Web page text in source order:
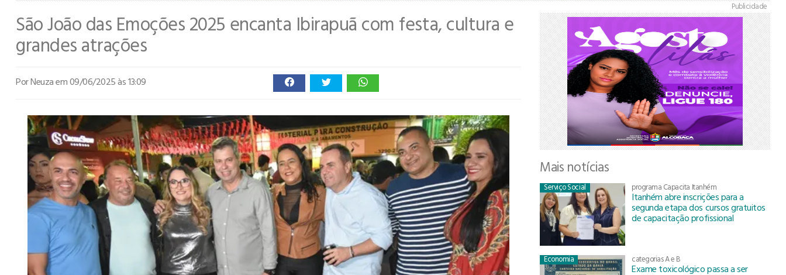
São João das Emoções 2025 encanta Ibirapuã com festa, cultura e
grandes atrações
Por Neuzaem 09/06/2025 às 13:09
Publicidade
Mais notícias
Serviço Social programa Capacita Itanhém
Itanhém abre inscrições para a
segunda etapa dos cursos gratuitos
de capacitação profissional
Economia categorias A e B
Exame toxicológico passa a ser